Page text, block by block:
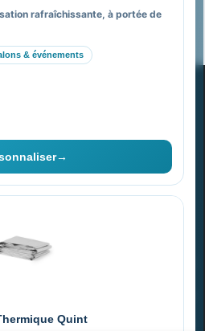
rafraîchissante, à portée de
& événements
→
Quint
Pub France
pour moi ?